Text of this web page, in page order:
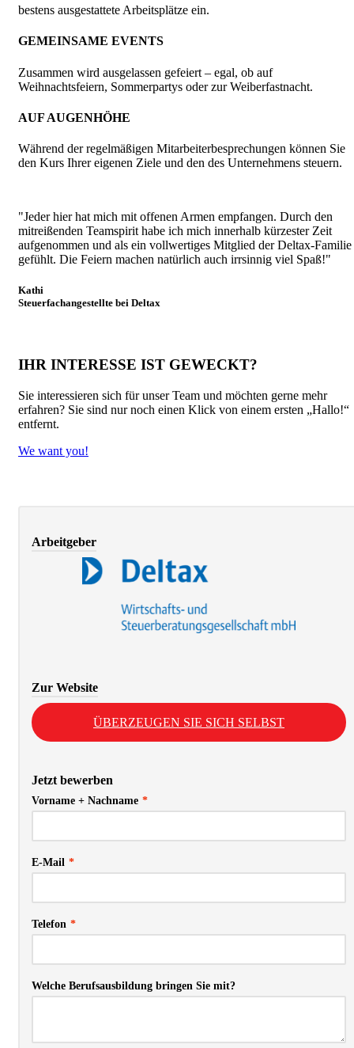
bestens ausgestattete Arbeitsplätze ein.
GEMEINSAME EVENTS
Zusammen wird ausgelassen gefeiert – egal, ob auf
Weihnachtsfeiern, Sommerpartys oder zur Weiberfastnacht.
AUF AUGENHÖHE
Während der regelmäßigen Mitarbeiterbesprechungen können Sie
den Kurs Ihrer eigenen Ziele und den des Unternehmens steuern.
"Jeder hier hat mich mit offenen Armen empfangen. Durch den
mitreißenden Teamspirit habe ich mich innerhalb kürzester Zeit
aufgenommen und als ein vollwertiges Mitglied der Deltax-Familie
gefühlt. Die Feiern machen natürlich auch irrsinnig viel Spaß!"
Kathi
Steuerfachangestellte bei Deltax
IHR INTERESSE IST GEWECKT?
Sie interessieren sich für unser Team und möchten gerne mehr
erfahren? Sie sind nur noch einen Klick von einem ersten „Hallo!“
entfernt.
We want you!
Arbeitgeber
Zur Website
ÜBERZEUGEN SIE SICH SELBST
Jetzt bewerben
Vorname + Nachname *
E-Mail *
Telefon *
Welche Berufsausbildung bringen Sie mit?